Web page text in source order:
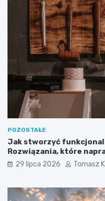
POZOSTAŁE
Jak stworzyć
Rozwiązania, które
29 lipca 2026 Tomasz